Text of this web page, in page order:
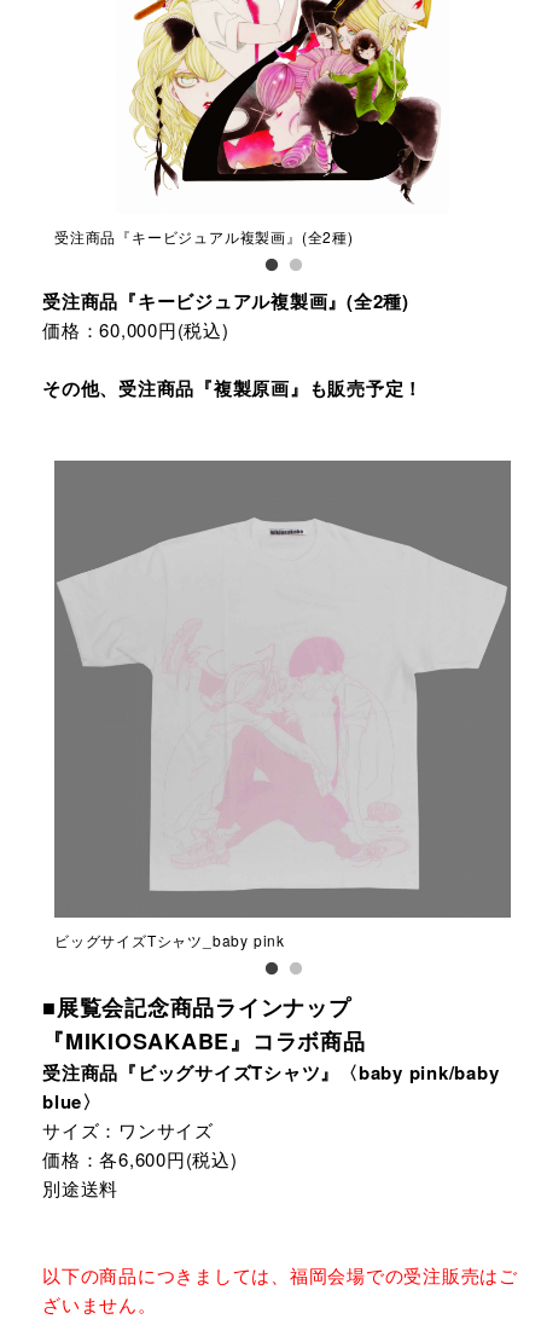
受注商品『キービジュアル複製画』(全2種)
受注商品『キービジュアル複製画』(全2種)
価格：60,000円(税込)
その他、受注商品『複製原画』も販売予定！
ビッグサイズTシャツ_baby pink
■展覧会記念商品ラインナップ
『MIKIOSAKABE』コラボ商品
受注商品『ビッグサイズTシャツ』〈baby pink/baby
blue〉
サイズ：ワンサイズ
価格：各6,600円(税込)
別途送料
以下の商品につきましては、福岡会場での受注販売はご
ざいません。